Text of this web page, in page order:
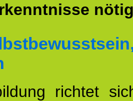
richtet